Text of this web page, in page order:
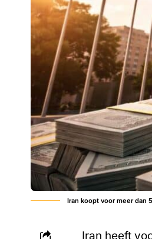
Iran koopt voor meer dan
Iran heeft